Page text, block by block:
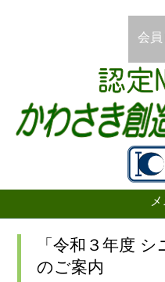
会員
「令和３年度
のご案内